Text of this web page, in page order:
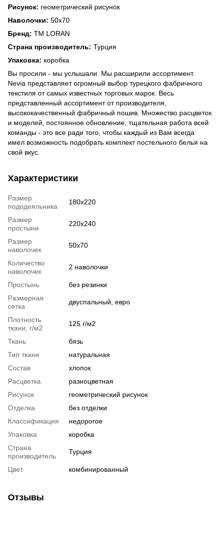
Рисунок: геометрический рисунок
Наволочки: 50x70
Бренд: ТМ LORAN
Страна производитель: Турция
Упаковка: коробка
Вы просили - мы услышали. Мы расширили ассортимент.
Nevia представляет огромный выбор турецкого фабричного
текстиля от самых известных торговых марок. Весь
представленный ассортимент от производителя,
высококачественный фабричный пошив. Множество расцветок
и моделей, постоянное обновление, тщательная работа всей
команды - это все ради того, чтобы каждый из Вам всегда
имел возможность подобрать комплект постельного белья на
свой вкус.
Характеристики
Размер
пододеяльника
180x220
Размер
простыни
220x240
Размер
наволочек
50x70
Количество
наволочек
2 наволочки
Простынь
без резинки
Размерная
сетка
двуспальный, евро
Плотность
ткани, г/м2
125 г/м2
Ткань
бязь
Тип ткани
натуральная
Состав
хлопок
Расцветка
разноцветная
Рисунок
геометрический рисунок
Отделка
без отделки
Классификация
недорогое
Упаковка
коробка
Страна
производитель
Турция
Цвет комбинированный
Отзывы